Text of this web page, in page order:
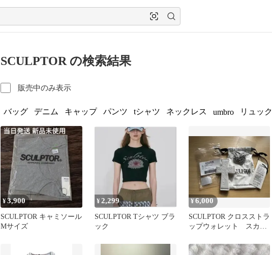
SCULPTOR の検索結果
販売中のみ表示
バッグ デニム キャップ パンツ tシャツ ネックレス umbro リュック
¥3,900
SCULPTOR キャミソール
Mサイズ
¥2,299
SCULPTOR Tシャツ ブラ
ック
¥6,000
SCULPTOR クロスストラ
ップウォレット スカル